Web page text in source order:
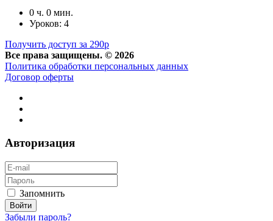
0 ч. 0 мин.
Уроков: 4
Получить доступ за 290р
Все права защищены. © 2026
Политика обработки персональных данных
Договор оферты
Авторизация
Запомнить
Забыли пароль?